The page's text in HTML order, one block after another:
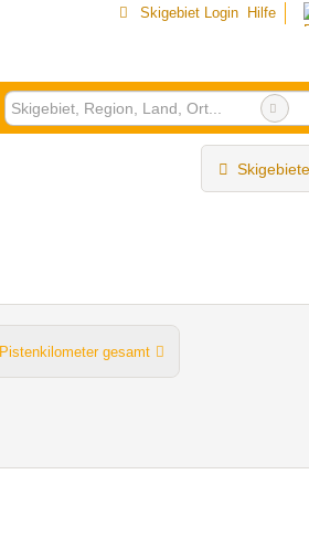
Skigebiet Login Hilfe
Pistenkilometer gesamt